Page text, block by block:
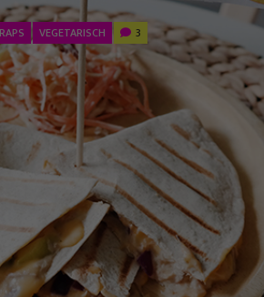
VEGETARISCH 3